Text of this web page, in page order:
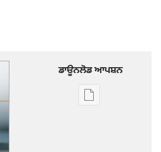
ਡਾਊਨਲੋਡ ਆਪਸ਼ਨ
ਡਿਜੀਟਲ